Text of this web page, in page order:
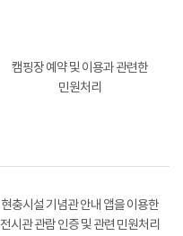
캠핑장 예약 및 이용과 관련한
민원처리
현충시설 기념관 안내 앱을 이용한
전시관 관람 인증 및 관련 민원처리